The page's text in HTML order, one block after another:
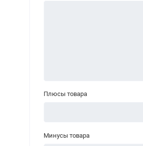
Плюсы товара
Минусы товара